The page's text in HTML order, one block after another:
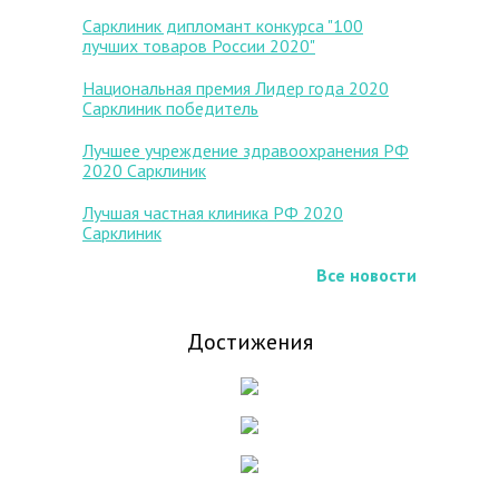
Сарклиник дипломант конкурса "100
лучших товаров России 2020"
Национальная премия Лидер года 2020
Сарклиник победитель
Лучшее учреждение здравоохранения РФ
2020 Сарклиник
Лучшая частная клиника РФ 2020
Сарклиник
Все новости
Достижения